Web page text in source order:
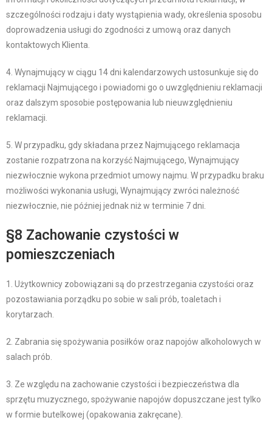
szczególności rodzaju i daty wystąpienia wady, określenia sposobu
doprowadzenia usługi do zgodności z umową oraz danych
kontaktowych Klienta.
4. Wynajmujący w ciągu 14 dni kalendarzowych ustosunkuje się do
reklamacji Najmującego i powiadomi go o uwzględnieniu reklamacji
oraz dalszym sposobie postępowania lub nieuwzględnieniu
reklamacji.
5. W przypadku, gdy składana przez Najmującego reklamacja
zostanie rozpatrzona na korzyść Najmującego, Wynajmujący
niezwłocznie wykona przedmiot umowy najmu. W przypadku braku
możliwości wykonania usługi, Wynajmujący zwróci należność
niezwłocznie, nie później jednak niż w terminie 7 dni.
§8 Zachowanie czystości w
pomieszczeniach
1. Użytkownicy zobowiązani są do przestrzegania czystości oraz
pozostawiania porządku po sobie w sali prób, toaletach i
korytarzach.
2. Zabrania się spożywania posiłków oraz napojów alkoholowych w
salach prób.
3. Ze względu na zachowanie czystości i bezpieczeństwa dla
sprzętu muzycznego, spożywanie napojów dopuszczane jest tylko
w formie butelkowej (opakowania zakręcane).